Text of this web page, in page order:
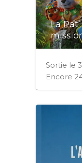
La
Sortie le
Encore